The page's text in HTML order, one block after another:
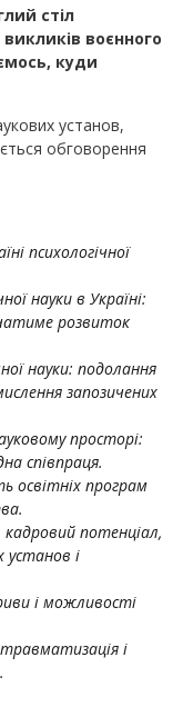
стіл
воєнного
куди
установ,
обговорення
психологічної
науки в Україні:
розвиток
науки: подолання
запозичених
просторі:
співпраця.
освітніх програм
кадровий потенціал,
установ і
і можливості
і